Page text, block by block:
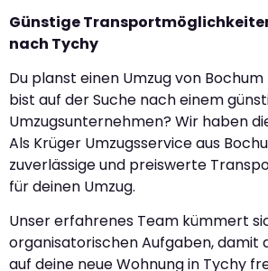
Günstige
nach Tychy
Du planst einen Umzug von
bist auf der Suche nach einem
Umzugsunternehmen? Wir haben
Als Krüger Umzugsservice aus
zuverlässige und preiswerte
für deinen Umzug.
Unser erfahrenes Team kümmert
organisatorischen Aufgaben, damit
auf deine neue Wohnung in Tychy